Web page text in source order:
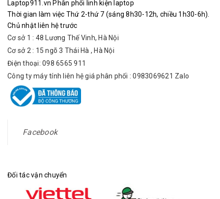
Laptop911.vn Phân phối linh kiện laptop
Thời gian làm việc Thứ 2-thứ 7 (sáng 8h30-12h, chiều 1h30-6h).
Chủ nhật liên hệ trước
Cơ sở 1 : 48 Lương Thế Vinh, Hà Nội
Cơ sở 2 : 15 ngõ 3 Thái Hà , Hà Nội
Điện thoại: 098 6565 911
Công ty máy tính liên hệ giá phân phối : 0983069621 Zalo
Facebook
Đối tác vận chuyển